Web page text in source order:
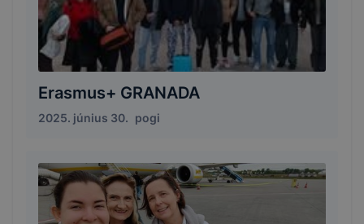
Erasmus+ GRANADA
2025. június 30. pogi